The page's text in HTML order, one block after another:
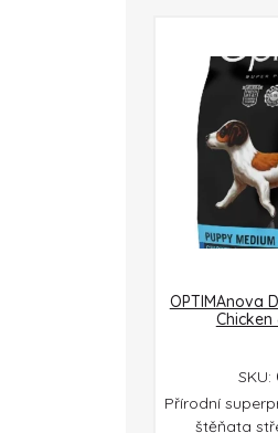
OPTIMAnova
Chicken
SKU:
Přírodní
štěňata